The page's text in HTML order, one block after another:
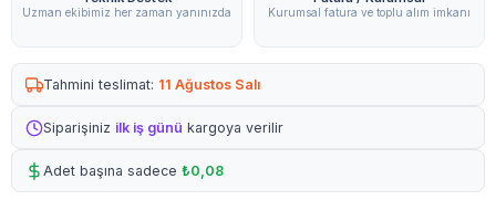
Uzman ekibimiz her zaman yanınızda Kurumsal fatura ve toplu alım imkanı
Tahmini teslimat: 11 Ağustos Salı
Siparişiniz ilk iş günü kargoya verilir
Adet başına sadece ₺0,08